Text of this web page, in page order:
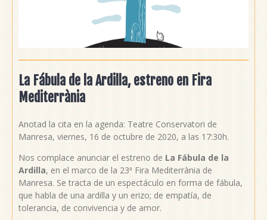
La Fábula de la Ardilla, estreno en Fira
Mediterrània
Anotad la cita en la agenda: Teatre Conservatori de
Manresa, viernes, 16 de octubre de 2020, a las 17:30h.
Nos complace anunciar el estreno de La Fábula de la
Ardilla, en el marco de la 23ª Fira Mediterrània de
Manresa. Se tracta de un espectáculo en forma de fábula,
que habla de una ardilla y un erizo; de empatía, de
tolerancia, de convivencia y de amor.